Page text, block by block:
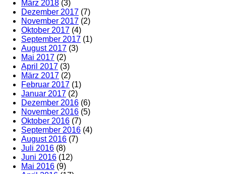
März 2018 (3)
Dezember 2017 (7)
November 2017 (2)
Oktober 2017 (4)
September 2017 (1)
August 2017 (3)
Mai 2017 (2)
April 2017 (3)
März 2017 (2)
Februar 2017 (1)
Januar 2017 (2)
Dezember 2016 (6)
November 2016 (5)
Oktober 2016 (7)
September 2016 (4)
August 2016 (7)
Juli 2016 (8)
Juni 2016 (12)
Mai 2016 (9)